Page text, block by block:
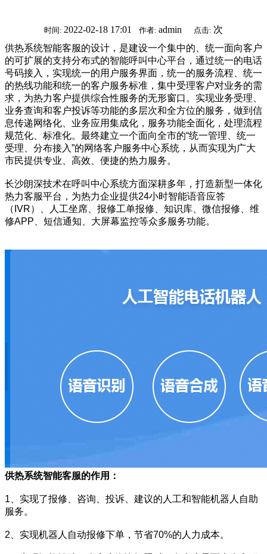
时间: 2022-02-18 17:01 作者: admin 点击: 次
供热系统智能客服的设计，是建设一个集中的、统一面向客户
的可扩展的支持分布式的智能呼叫中心平台，通过统一的电话
号码接入，实现统一的用户服务界面，统一的服务流程、统一
的热线功能和统一的客户服务标准，集中受理客户对业务的需
求，为热力客户提供综合性服务的无形窗口。实现业务受理、
业务查询和客户投诉等功能的多层次和全方位的服务，做到信
息传递网络化、业务应用集成化，服务功能全面化，处理流程
规范化、标准化。最终建立一个面向全市的“统一管理、统一
受理、分布接入”的网络客户服务中心系统，从而实现为广大
市民提供专业、高效、便捷的热力服务。
长沙朗深技术在呼叫中心系统方面深耕多年，打造新型一体化
热力客服平台，为热力企业提供24小时智能语音应答
（IVR）、人工坐席、报修工单报修、知识库、微信报修、维
修APP、短信通知、大屏幕监控等众多服务功能。
供热系统智能客服的作用：
1、实现了报修、咨询、投诉、建议的人工和智能机器人自助
服务。
2、实现机器人自动报修下单，节省70%的人力成本。